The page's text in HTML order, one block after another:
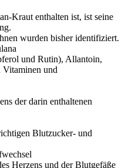
Kraut enthalten ist, ist seine
wurden bisher identifiziert.
und Rutin), Allantoin,
Vitaminen und
der darin enthaltenen
Blutzucker- und
Herzens und der Blutgefäße